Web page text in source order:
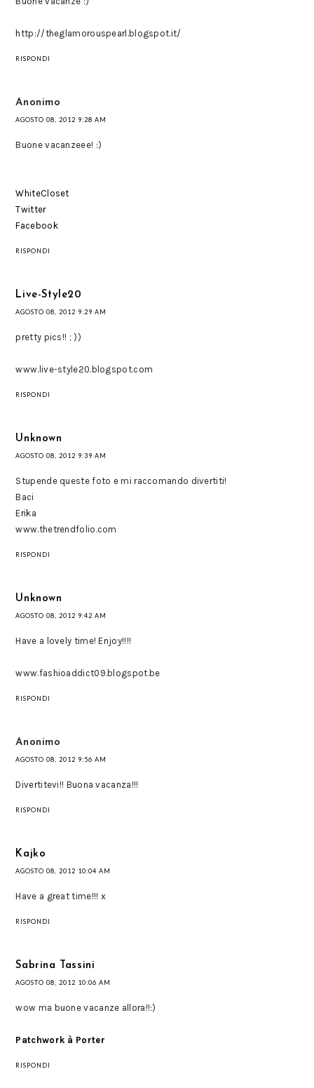
http://theglamorouspearl.blogspot.it/
RISPONDI
Anonimo
AGOSTO 08, 2012 9:28 AM
Buone vacanzeee! :)
WhiteCloset
Twitter
Facebook
RISPONDI
Live-Style20
AGOSTO 08, 2012 9:29 AM
pretty pics!! ; ))
www.live-style20.blogspot.com
RISPONDI
Unknown
AGOSTO 08, 2012 9:39 AM
Stupende queste foto e mi raccomando divertiti!
Baci
Erika
www.thetrendfolio.com
RISPONDI
Unknown
AGOSTO 08, 2012 9:42 AM
Have a lovely time! Enjoy!!!!
www.fashioaddict09.blogspot.be
RISPONDI
Anonimo
AGOSTO 08, 2012 9:56 AM
Divertitevi!! Buona vacanza!!!
RISPONDI
Kajko
AGOSTO 08, 2012 10:04 AM
Have a great time!!! x
RISPONDI
Sabrina Tassini
AGOSTO 08, 2012 10:06 AM
wow ma buone vacanze allora!!:)
Patchwork à Porter
RISPONDI